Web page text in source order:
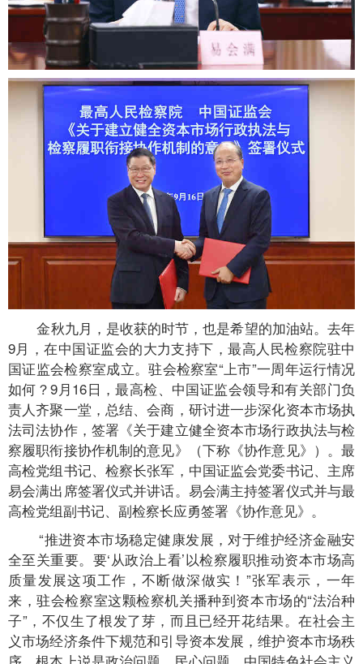
金秋九月，是收获的时节，也是希望的加油站。去年
9月，在中国证监会的大力支持下，最高人民检察院驻中
国证监会检察室成立。驻会检察室“上市”一周年运行情况
如何？9月16日，最高检、中国证监会领导和有关部门负
责人齐聚一堂，总结、会商，研讨进一步深化资本市场执
法司法协作，签署《关于建立健全资本市场行政执法与检
察履职衔接协作机制的意见》（下称《协作意见》）。最
高检党组书记、检察长张军，中国证监会党委书记、主席
易会满出席签署仪式并讲话。易会满主持签署仪式并与最
高检党组副书记、副检察长应勇签署《协作意见》。
“推进资本市场稳定健康发展，对于维护经济金融安
全至关重要。要‘从政治上看’以检察履职推动资本市场高
质量发展这项工作，不断做深做实！”张军表示，一年
来，驻会检察室这颗检察机关播种到资本市场的“法治种
子”，不仅生了根发了芽，而且已经开花结果。在社会主
义市场经济条件下规范和引导资本发展，维护资本市场秩